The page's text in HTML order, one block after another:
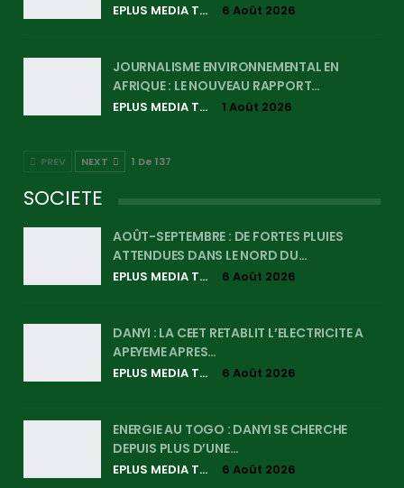
EPLUS MEDIA TV 6 Août 2026
JOURNALISME ENVIRONNEMENTAL EN
AFRIQUE : LE NOUVEAU RAPPORT…
EPLUS MEDIA TV 1 Août 2026
PREV NEXT 1 De 137
SOCIETE
AOÛT-SEPTEMBRE : DE FORTES PLUIES
ATTENDUES DANS LE NORD DU…
EPLUS MEDIA TV 6 Août 2026
DANYI : LA CEET RETABLIT L’ELECTRICITE A
APEYEME APRES…
EPLUS MEDIA TV 6 Août 2026
ENERGIE AU TOGO : DANYI SE CHERCHE
DEPUIS PLUS D’UNE…
EPLUS MEDIA TV 6 Août 2026